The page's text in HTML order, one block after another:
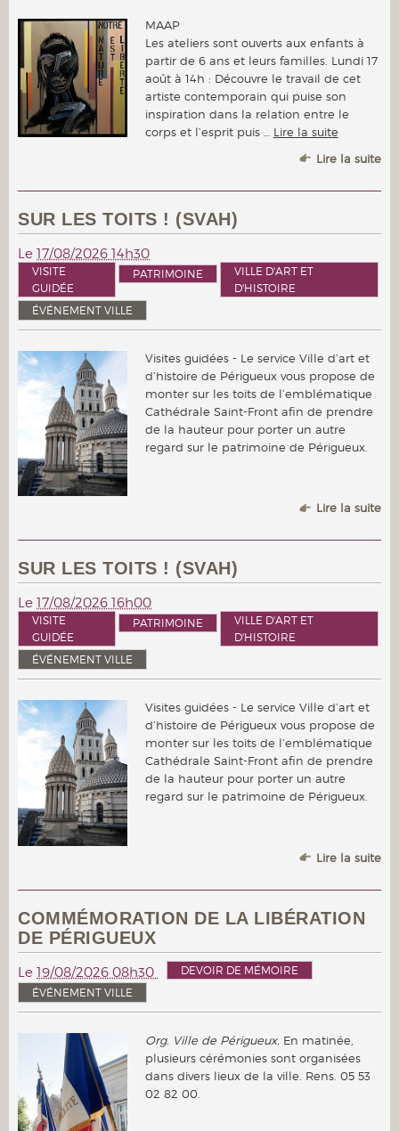
MAAP
Les ateliers sont ouverts aux enfants à
partir de 6 ans et leurs familles. Lundi 17
août à 14h : Découvre le travail de cet
artiste contemporain qui puise son
inspiration dans la relation entre le
corps et l’esprit puis … Lire la suite
Lire la suite
SUR LES TOITS ! (SVAH)
Le 17/08/2026 14h30
VISITE
GUIDÉE
PATRIMOINE
VILLE D'ART ET
D'HISTOIRE
ÉVÉNEMENT VILLE
Visites guidées - Le service Ville d’art et
d’histoire de Périgueux vous propose de
monter sur les toits de l’emblématique
Cathédrale Saint-Front afin de prendre
de la hauteur pour porter un autre
regard sur le patrimoine de Périgueux.
Lire la suite
SUR LES TOITS ! (SVAH)
Le 17/08/2026 16h00
VISITE
GUIDÉE
PATRIMOINE
VILLE D'ART ET
D'HISTOIRE
ÉVÉNEMENT VILLE
Visites guidées - Le service Ville d’art et
d’histoire de Périgueux vous propose de
monter sur les toits de l’emblématique
Cathédrale Saint-Front afin de prendre
de la hauteur pour porter un autre
regard sur le patrimoine de Périgueux.
Lire la suite
COMMÉMORATION DE LA LIBÉRATION
DE PÉRIGUEUX
Le 19/08/2026 08h30
DEVOIR DE MÉMOIRE
ÉVÉNEMENT VILLE
Org. Ville de Périgueux. En matinée,
plusieurs cérémonies sont organisées
dans divers lieux de la ville. Rens. 05 53
02 82 00.